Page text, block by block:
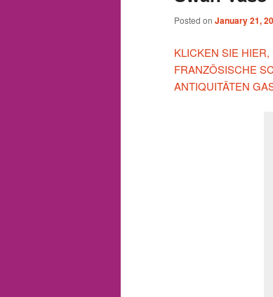
Posted on January 21,
KLICKEN SIE
FRANZÖSISCHE
ANTIQUITÄTEN